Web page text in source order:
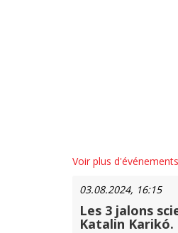
Voir plus
03.08.2024, 16:15
Les 3 jalons
Katalin Karikó.